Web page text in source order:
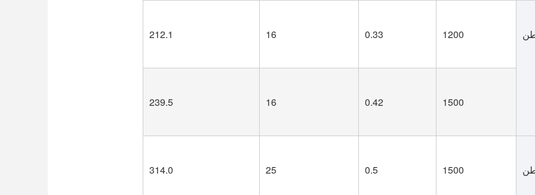
1200
0.33
16
212.1
1500
0.42
16
239.5
1500
0.5
25
314.0